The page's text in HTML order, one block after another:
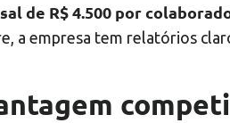
de R$ 4.500 por
a empresa tem relatórios